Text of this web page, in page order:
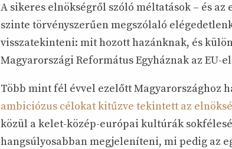
A sikeres elnökségről szóló méltatások – és
szinte törvényszerűen megszólaló
visszatekinteni: mit hozott hazánknak, és
Magyarországi Református Egyháznak az EU-
Több mint fél évvel ezelőtt Magyarországhoz
ambiciózus célokat kitűzve tekintett az
közül a kelet-közép-európai kultúrák
hangsúlyosabban megjeleníteni, mi pedig az